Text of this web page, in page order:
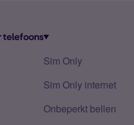
telefoons
Sim Only
Sim Only internet
Onbeperkt bellen